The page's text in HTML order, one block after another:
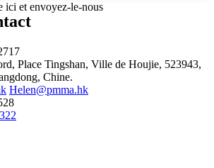
ici et envoyez-le-nous
Place Tingshan, Ville de Houjie, 523943,
Chine.
Helen@pmma.hk